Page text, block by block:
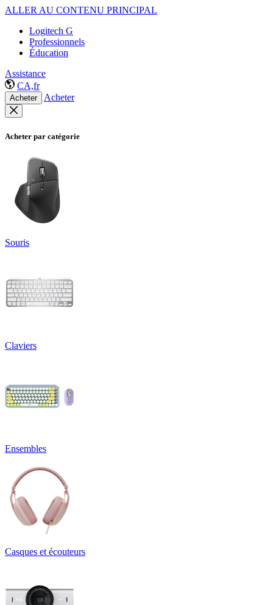
ALLER AU CONTENU PRINCIPAL
Logitech G
Professionnels
Éducation
Assistance
CA,fr
Acheter Acheter
Acheter par catégorie
Souris
Claviers
Ensembles
Casques et écouteurs